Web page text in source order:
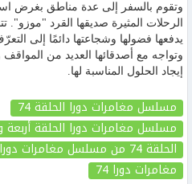
وتقوم بالسفر إلى عدة مناطق بغرض
الرحلات المثيرة صديقها القرد "موزو".
يدفعها فضولها وشجاعتها دائمًا إلى
وتواجه مع أصدقائها العديد من
إيجاد الحلول المناسبة لها.
مسلسل مغامرات دورا الحلقة 74
مسلسل مغامرات دورا الحلقة
الحلقة 74
من مسلسل مغامرات دورا
مغامرات دورا74